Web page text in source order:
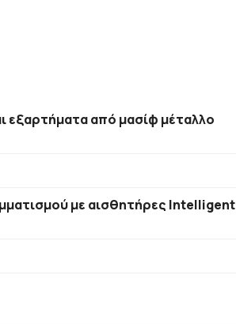
εξαρτήματα από μασίφ μέταλλο
με αισθητήρες Intelligent